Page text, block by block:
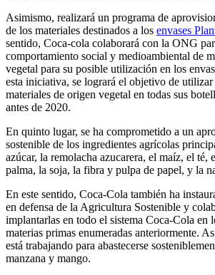
Asimismo, realizará un programa de
de los materiales destinados a los envases
sentido, Coca-cola colaborará con la ONG
comportamiento social y medioambiental de
vegetal para su posible utilización en los
esta iniciativa, se logrará el objetivo de
materiales de origen vegetal en todas sus
antes de 2020.
En quinto lugar, se ha comprometido a un
sostenible de los ingredientes agrícolas
azúcar, la remolacha azucarera, el maíz, el té,
palma, la soja, la fibra y pulpa de papel, y la
En este sentido, Coca-Cola también ha
en defensa de la Agricultura Sostenible y
implantarlas en todo el sistema Coca-Cola en
materias primas enumeradas anteriormente.
está trabajando para abastecerse
manzana y mango.